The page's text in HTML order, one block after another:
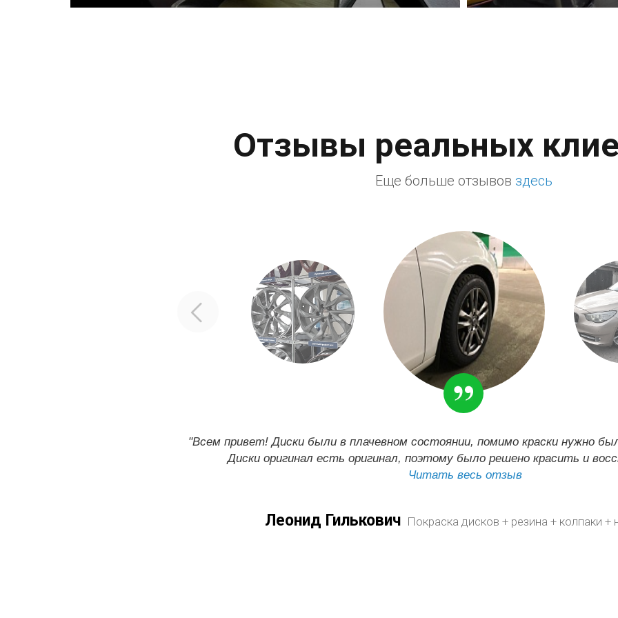
Отзывы реальных
Еще больше отзывов здесь
"Всем привет! Диски были в плачевном состоянии, помимо краски нужно
Диски оригинал есть оригинал, поэтому было решено красить и
Читать весь отзыв
Леонид Гилькович Покраска дисков + резина + колпаки +